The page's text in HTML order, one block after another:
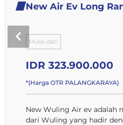
New Air Ev Long
Mulai dari
IDR 323.900.000
*(Harga OTR PALANGKARAYA)
New Wuling Air ev adalah
dari Wuling yang hadir